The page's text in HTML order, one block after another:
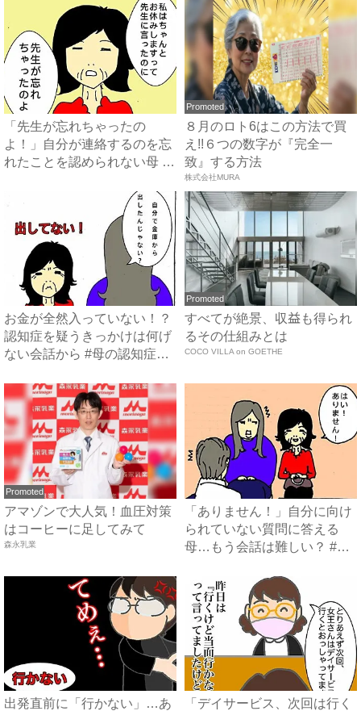
「先生が忘れちゃったの
よ！」自分が連絡するのを忘
れたことを認められない母 #
Promoted
８月のロト6はこの方法で買
え!!６つの数字が『完全一
致』する方法
株式会社MURA
お金が全然入っていない！？
認知症を疑うきっかけは何げ
ない会話から #母の認知症
Promoted
すべてが絶景、収益も得られ
るその仕組みとは
COCO VILLA on GOETHE
Promoted
アマゾンで大人気！血圧対策
はコーヒーに足してみて
森永乳業
「ありません！」自分に向け
られていない質問に答える
母…もう会話は難しい？ #母
出発直前に「行かない」…あ
「デイサービス、次回は行く